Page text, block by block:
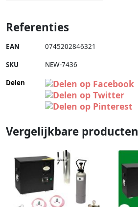
Referenties
EAN 0745202846321
SKU NEW-7436
Delen
Vergelijkbare producten